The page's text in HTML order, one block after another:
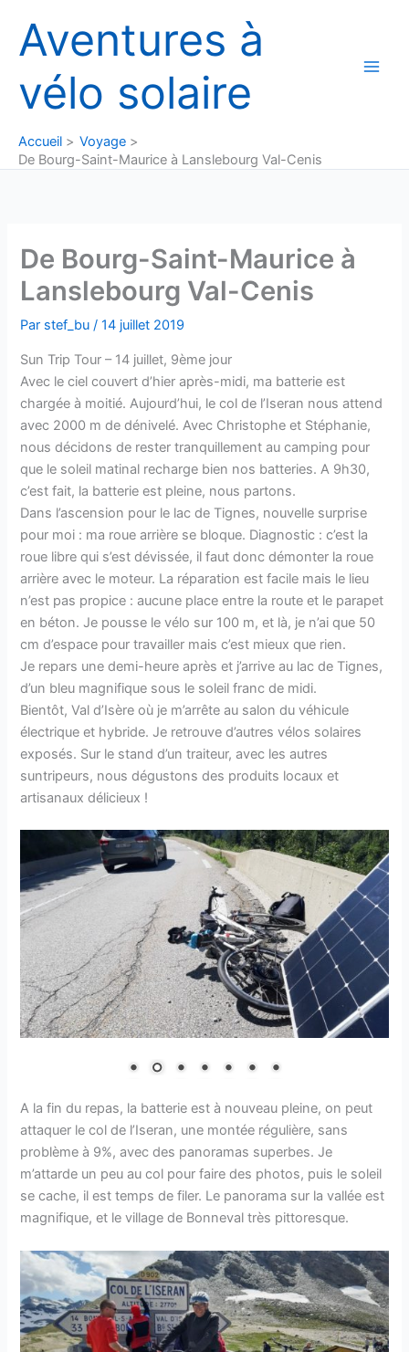
contenu
Aventures à
vélo solaire
Accueil
Voyage
De Bourg-Saint-Maurice à Lanslebourg Val-Cenis
De Bourg-Saint-Maurice à
Lanslebourg Val-Cenis
Par stef_bu/14 juillet 2019
Sun Trip Tour – 14 juillet, 9ème jour
Avec le ciel couvert d’hier après-midi, ma batterie est
chargée à moitié. Aujourd’hui, le col de l’Iseran nous attend
avec 2000 m de dénivelé. Avec Christophe et Stéphanie,
nous décidons de rester tranquillement au camping pour
que le soleil matinal recharge bien nos batteries. A 9h30,
c’est fait, la batterie est pleine, nous partons.
Dans l’ascension pour le lac de Tignes, nouvelle surprise
pour moi : ma roue arrière se bloque. Diagnostic : c’est la
roue libre qui s’est dévissée, il faut donc démonter la roue
arrière avec le moteur. La réparation est facile mais le lieu
n’est pas propice : aucune place entre la route et le parapet
en béton. Je pousse le vélo sur 100 m, et là, je n’ai que 50
cm d’espace pour travailler mais c’est mieux que rien.
Je repars une demi-heure après et j’arrive au lac de Tignes,
d’un bleu magnifique sous le soleil franc de midi.
Bientôt, Val d’Isère où je m’arrête au salon du véhicule
électrique et hybride. Je retrouve d’autres vélos solaires
exposés. Sur le stand d’un traiteur, avec les autres
suntripeurs, nous dégustons des produits locaux et
artisanaux délicieux !
A la fin du repas, la batterie est à nouveau pleine, on peut
attaquer le col de l’Iseran, une montée régulière, sans
problème à 9%, avec des panoramas superbes. Je
m’attarde un peu au col pour faire des photos, puis le soleil
se cache, il est temps de filer. Le panorama sur la vallée est
magnifique, et le village de Bonneval très pittoresque.